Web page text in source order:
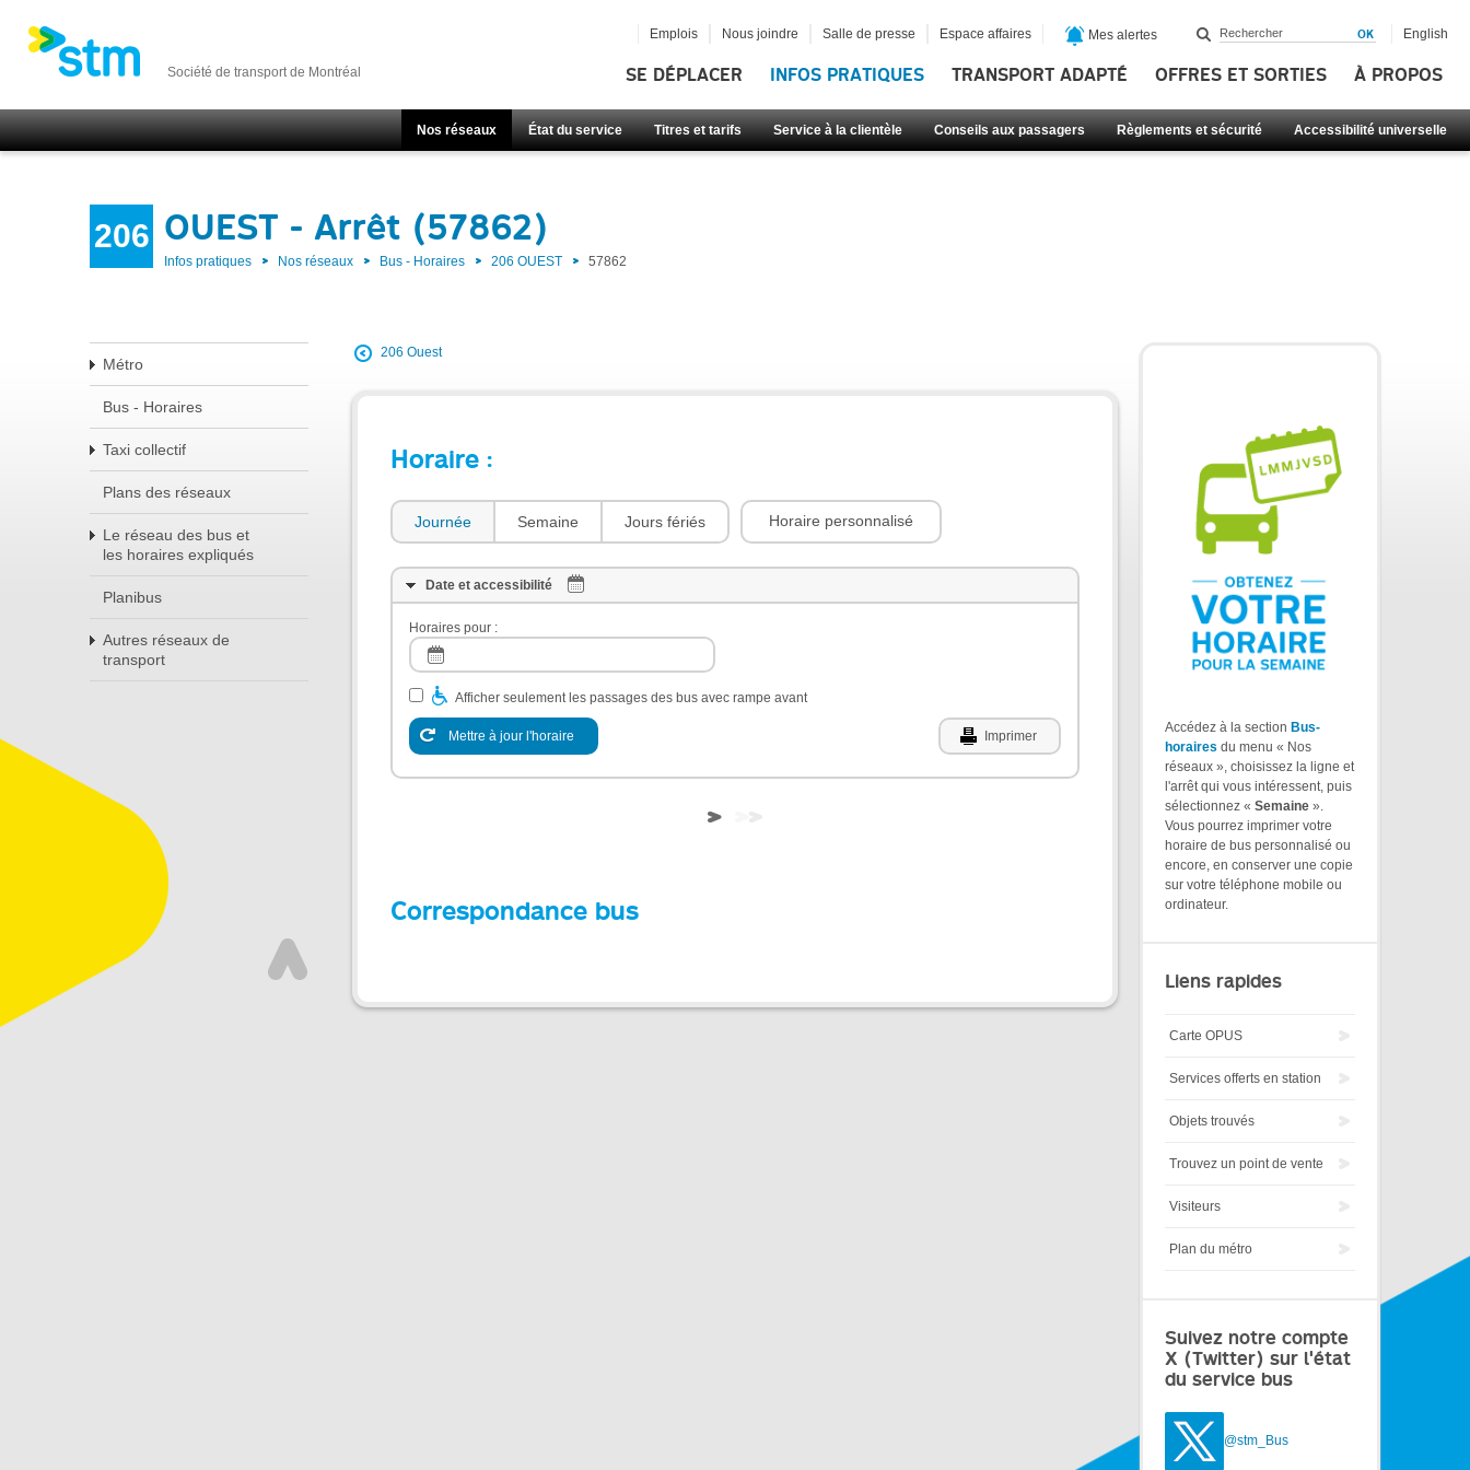
Société de transport de Montréal SE DÉPLACER INFOS PRATIQUES TRANSPORT ADAPTÉ OFFRES ET SORTIES À PROPOS
Nos réseaux État du service Titres et tarifs Service à la clientèle Conseils aux passagers Règlements et sécurité Accessibilité universelle
Emplois Nous joindre Salle de presse Espace affaires Mes alertes English
206 OUEST - Arrêt (57862)
Infos pratiques Nos réseaux Bus - Horaires 206 OUEST 57862
Métro
Bus - Horaires
Taxi collectif
Plans des réseaux
Le réseau des bus et
les horaires expliqués
Planibus
Autres réseaux de
transport
206 Ouest
Horaire :
Journée Semaine Jours fériés Horaire personnalisé
Date et accessibilité
Horaires pour :
Afficher seulement les passages des bus avec rampe avant
Mettre à jour l'horaire Imprimer
Correspondance bus
Accédez à la section Bus-
horaires du menu « Nos
réseaux », choisissez la ligne et
l'arrêt qui vous intéressent, puis
sélectionnez « Semaine ».
Vous pourrez imprimer votre
horaire de bus personnalisé ou
encore, en conserver une copie
sur votre téléphone mobile ou
ordinateur.
Liens rapides
Carte OPUS
Services offerts en station
Objets trouvés
Trouvez un point de vente
Visiteurs
Plan du métro
Suivez notre compte
X (Twitter) sur l'état
du service bus
@stm_Bus